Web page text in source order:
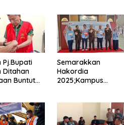
Pj.Bupati
Ditahan
Buntut
Linmas
Semarakkan
Hakordia
2025;Kampus
Gelar” Satukan Aksi
Basmi Korupsi “